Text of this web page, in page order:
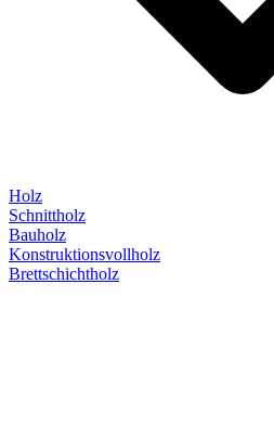
Holz
Schnittholz
Bauholz
Konstruktionsvollholz
Brettschichtholz